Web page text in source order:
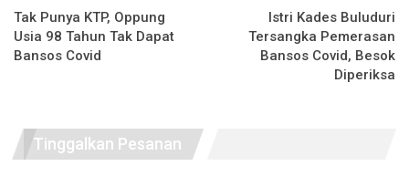
Tak Punya KTP, Oppung
Usia 98 Tahun Tak Dapat
Bansos Covid
Istri Kades Buluduri
Tersangka Pemerasan
Bansos Covid, Besok
Diperiksa
Tinggalkan Pesanan